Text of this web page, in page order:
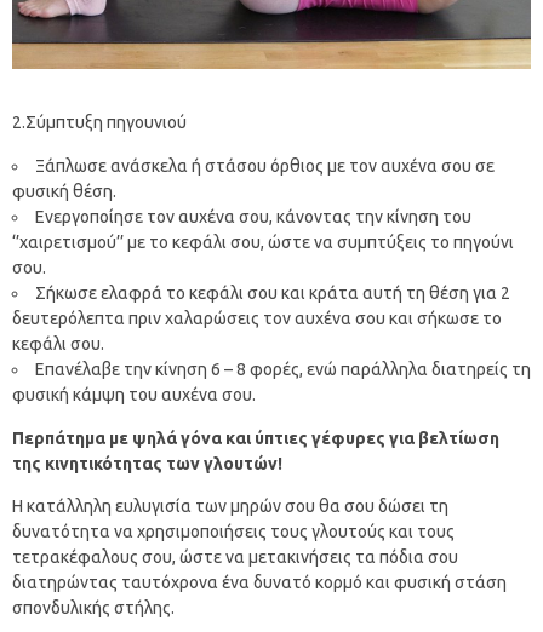
2.Σύμπτυξη πηγουνιού
Ξάπλωσε ανάσκελα ή στάσου όρθιος με τον αυχένα σου σε
φυσική θέση.
Ενεργοποίησε τον αυχένα σου, κάνοντας την κίνηση του
‘’χαιρετισμού’’ με το κεφάλι σου, ώστε να συμπτύξεις το πηγούνι
σου.
Σήκωσε ελαφρά το κεφάλι σου και κράτα αυτή τη θέση για 2
δευτερόλεπτα πριν χαλαρώσεις τον αυχένα σου και σήκωσε το
κεφάλι σου.
Επανέλαβε την κίνηση 6 – 8 φορές, ενώ παράλληλα διατηρείς τη
φυσική κάμψη του αυχένα σου.
Περπάτημα με ψηλά γόνα και ύπτιες γέφυρες για βελτίωση
της κινητικότητας των γλουτών!
Η κατάλληλη ευλυγισία των μηρών σου θα σου δώσει τη
δυνατότητα να χρησιμοποιήσεις τους γλουτούς και τους
τετρακέφαλους σου, ώστε να μετακινήσεις τα πόδια σου
διατηρώντας ταυτόχρονα ένα δυνατό κορμό και φυσική στάση
σπονδυλικής στήλης.